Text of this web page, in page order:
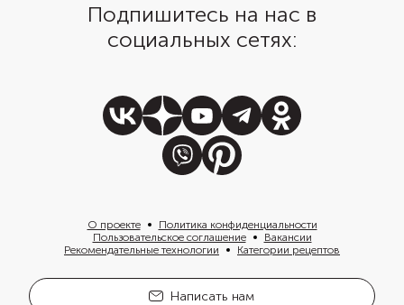
Подпишитесь на нас в
социальных сетях:
О проекте
Политика конфиденциальности
Пользовательское соглашение
Вакансии
Рекомендательные технологии
Категории рецептов
Написать нам